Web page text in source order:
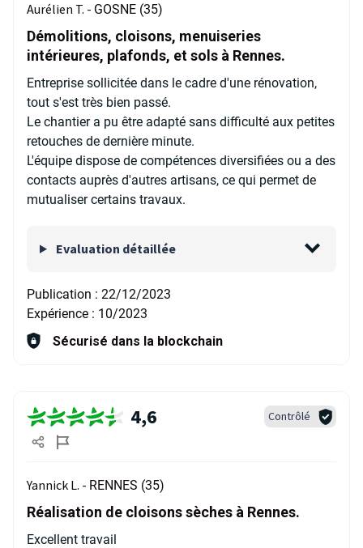
Aurélien T. - GOSNE (35)
Démolitions, cloisons, menuiseries
intérieures, plafonds, et sols à Rennes.
Entreprise sollicitée dans le cadre d'une rénovation,
tout s'est très bien passé.
Le chantier a pu être adapté sans difficulté aux petites
retouches de dernière minute.
L'équipe dispose de compétences diversifiées ou a des
contacts auprès d'autres artisans, ce qui permet de
mutualiser certains travaux.
Evaluation détaillée
Publication : 22/12/2023
Expérience : 10/2023
Sécurisé dans la blockchain
4,6 Contrôlé
Yannick L. - RENNES (35)
Réalisation de cloisons sèches à Rennes.
Excellent travail